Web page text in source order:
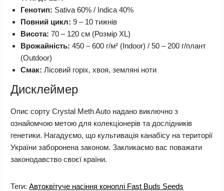
Генотип: Sativa 60% / Indica 40%
Повний цикл: 9 – 10 тижнів
Висота: 70 – 120 см (Розмір XL)
Врожайність: 450 – 600 г/м² (Indoor) / 50 – 200 г/плант
(Outdoor)
Смак: Лісовий горіх, хвоя, земляні ноти
Дисклеймер
Опис сорту Crystal Meth Auto надано виключно з
ознайомчою метою для колекціонерів та дослідників
генетики. Нагадуємо, що культивація канабісу на території
України заборонена законом. Закликаємо вас поважати
законодавство своєї країни.
Теги: Автоквітуче насіння коноплі Fast Buds Seeds